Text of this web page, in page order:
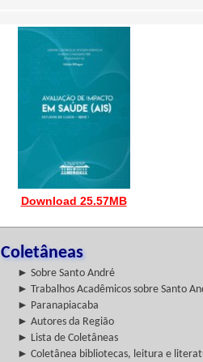
Download 25.57MB
Coletâneas
► Sobre Santo André
► Trabalhos Acadêmicos sobre Santo
► Paranapiacaba
► Autores da Região
► Lista de Coletâneas
► Coletânea bibliotecas, leitura e